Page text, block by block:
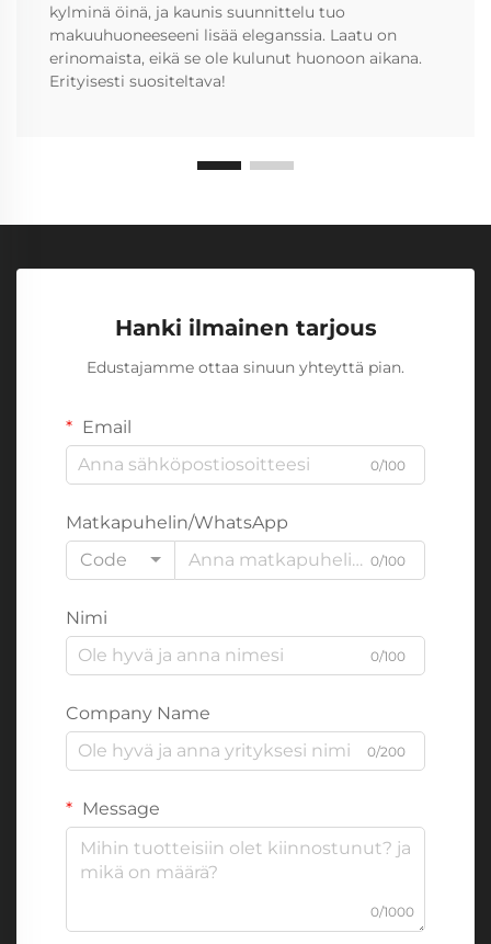
kylminä öinä, ja kaunis suunnittelu tuo
makuuhuoneeseeni lisää eleganssia. Laatu on
erinomaista, eikä se ole kulunut huonoon aikana.
Erityisesti suositeltava!
Hanki ilmainen tarjous
Edustajamme ottaa sinuun yhteyttä pian.
Email
0/100
Matkapuhelin/WhatsApp
Code
0/100
Nimi
0/100
Company Name
0/200
Message
0/1000